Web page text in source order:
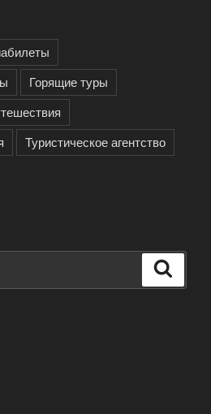
Горящие туры
Туристическое агентство